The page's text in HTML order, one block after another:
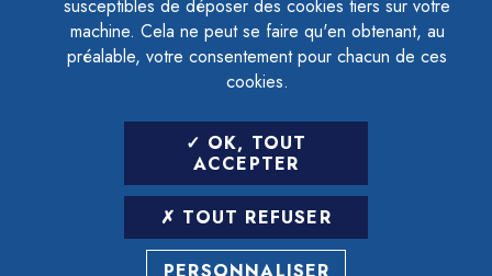
susceptibles de déposer des cookies tiers sur votre
machine. Cela ne peut se faire qu'en obtenant, au
préalable, votre consentement pour chacun de ces
cookies.
OK, TOUT
ACCEPTER
TOUT REFUSER
GESTION DES COOKIES
LETTRE D'INFORMATION
SAISIR VOTRE ADRESSE E-MAIL
POUR VOUS INSCRIRE :
ARCHIVES DÉSINSCRIPTION